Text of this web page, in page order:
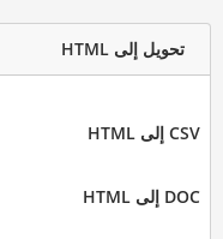
تحويل إلى HTML
CSV إلى HTML
DOC إلى HTML